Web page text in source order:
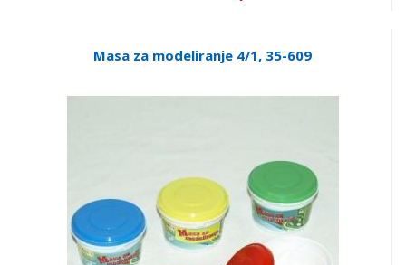
Masa za modeliranje 4/1, 35-609